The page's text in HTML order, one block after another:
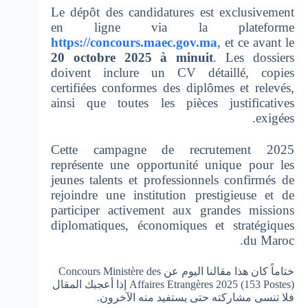
Le dépôt des candidatures est exclusivement
en ligne via la plateforme
https://concours.maec.gov.ma, et ce avant le
20 octobre 2025 à minuit. Les dossiers
doivent inclure un CV détaillé, copies
certifiées conformes des diplômes et relevés,
ainsi que toutes les pièces justificatives
exigées.
Cette campagne de recrutement 2025
représente une opportunité unique pour les
jeunes talents et professionnels confirmés de
rejoindre une institution prestigieuse et de
participer activement aux grandes missions
diplomatiques, économiques et stratégiques
du Maroc.
ختاماً كان هذا مقالنا اليوم عن Concours Ministère des
Affaires Etrangères 2025 (153 Postes) إذا أعجبك المقال
فلا تنسى مشاركته حتى يستفيد منه الآخرون.